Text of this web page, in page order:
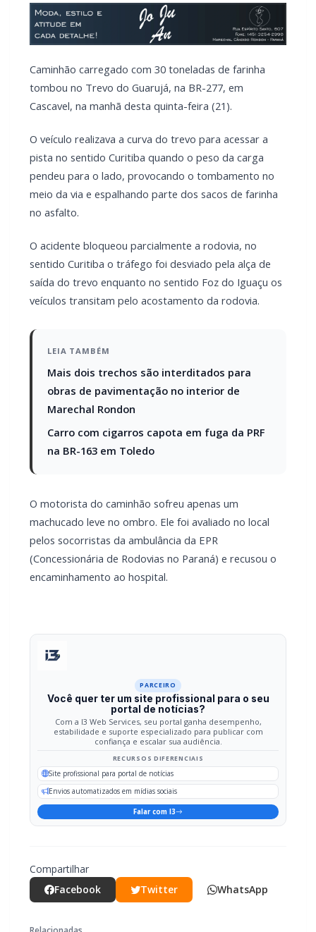
no Trevo do Guarujá, na BR-277, em Cascavel, na manhã
desta quinta-feira (21).
O veículo realizava a curva do trevo para acessar a pista no
sentido Curitiba quando o peso da carga pendeu para o
lado, provocando o tombamento no meio da via e
O acidente bloqueou parcialmente a rodovia, no sentido
Curitiba o tráfego foi desviado pela alça de saída do trevo
enquanto no sentido Foz do Iguaçu os veículos transitam
pelo acostamento da rodovia.
pavimentação no interior de Marechal Rondon
Carro com cigarros capota em fuga da PRF na BR-
163 em Toledo
O motorista do caminhão sofreu apenas um machucado
leve no ombro. Ele foi avaliado no local pelos socorristas da
ambulância da EPR (Concessionária de Rodovias no Paraná)
e recusou o encaminhamento ao hospital.